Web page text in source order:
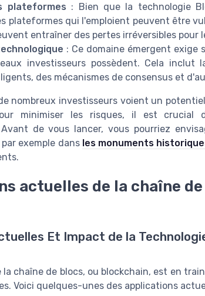
plateformes : Bien que la technologie
plateformes qui l'emploient peuvent être
entraîner des pertes irréversibles pour
: Ce domaine émergent
investisseurs possèdent. Cela inclut
des mécanismes de consensus et
nombreux investisseurs voient un
minimiser les risques, il est crucial
de vous lancer, vous pourriez
exemple dans les monuments
actuelles de la chaîne
Et Impact de la
la chaîne de blocs, ou blockchain, est en
Voici quelques-unes des applications